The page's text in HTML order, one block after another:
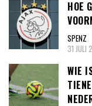
HOE
SPENZ
31 JULI
WIE